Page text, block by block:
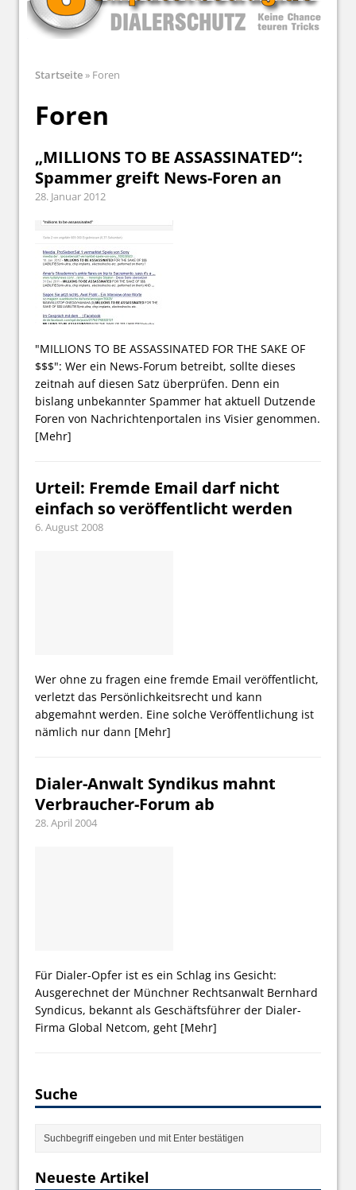
Startseite» Foren
Foren
„MILLIONS TO BE ASSASSINATED“:
Spammer greift News-Foren an
28. Januar 2012
"MILLIONS TO BE ASSASSINATED FOR THE SAKE OF
$$$": Wer ein News-Forum betreibt, sollte dieses
zeitnah auf diesen Satz überprüfen. Denn ein
bislang unbekannter Spammer hat aktuell Dutzende
Foren von Nachrichtenportalen ins Visier genommen.
[Mehr]
Urteil: Fremde Email darf nicht
einfach so veröffentlicht werden
6. August 2008
Wer ohne zu fragen eine fremde Email veröffentlicht,
verletzt das Persönlichkeitsrecht und kann
abgemahnt werden. Eine solche Veröffentlichung ist
nämlich nur dann [Mehr]
Dialer-Anwalt Syndikus mahnt
Verbraucher-Forum ab
28. April 2004
Für Dialer-Opfer ist es ein Schlag ins Gesicht:
Ausgerechnet der Münchner Rechtsanwalt Bernhard
Syndicus, bekannt als Geschäftsführer der Dialer-
Firma Global Netcom, geht [Mehr]
Suche
Neueste Artikel